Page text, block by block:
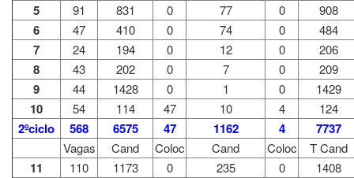
5 91 831 0 77 0 908
6 47 410 0 74 0 484
7 24 194 0 12 0 206
8 43 202 0 7 0 209
9 44 1428 0 1 0 1429
10 54 114 47 10 4 124
2ºciclo 568 6575 47 1162 4 7737
Vagas Cand Coloc Cand Coloc T Cand
11 110 1173 0 235 0 1408